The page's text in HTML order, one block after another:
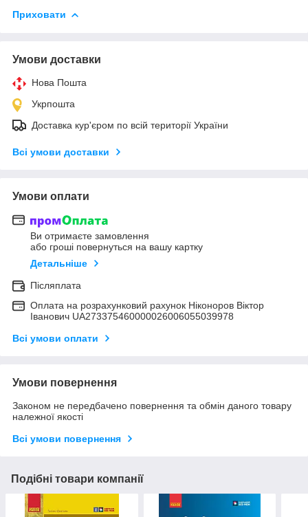
Приховати
Умови доставки
Нова Пошта
Укрпошта
Доставка кур'єром по всій території України
Всі умови доставки
Умови оплати
Ви отримаєте замовлення
або гроші повернуться на вашу картку
Детальніше
Післяплата
Оплата на розрахунковий рахунок Ніконоров Віктор
Іванович UA273375460000026006055039978
Всі умови оплати
Умови повернення
Законом не передбачено повернення та обмін даного товару
належної якості
Всі умови повернення
Подібні товари компанії